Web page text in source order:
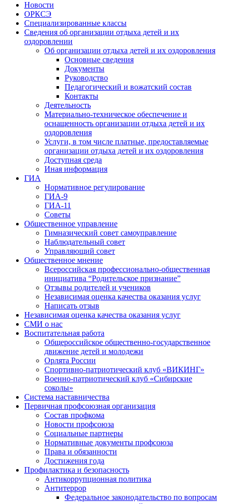
Новости
ОРКСЭ
Специализированные классы
Сведения об организации отдыха детей и их
оздоровлении
Об организации отдыха детей и их оздоровления
Основные сведения
Документы
Руководство
Педагогический и вожатский состав
Контакты
Деятельность
Материально-техническое обеспечение и
оснащенность организации отдыха детей и их
оздоровления
Услуги, в том числе платные, предоставляемые
организации отдыха детей и их оздоровления
Доступная среда
Иная информация
ГИА
Нормативное регулирование
ГИА-9
ГИА-11
Советы
Общественное управление
Гимназический совет самоуправление
Наблюдательный совет
Управляющий совет
Общественное мнение
Всероссийская профессионально-общественная
инициатива “Родительское признание”
Отзывы родителей и учеников
Независимая оценка качества оказания услуг
Написать отзыв
Независимая оценка качества оказания услуг
СМИ о нас
Воспитательная работа
Общероссийское общественно-государственное
движение детей и молодежи
Орлята России
Спортивно-патриотический клуб «ВИКИНГ»
Военно-патриотический клуб «Сибирские
соколы»
Система наставничества
Первичная профсоюзная организация
Состав профкома
Новости профсоюза
Социальные партнеры
Нормативные документы профсоюза
Права и обязанности
Достижения года
Профилактика и безопасность
Антикоррупционная политика
Антитеррор
Федеральное законодательство по вопросам